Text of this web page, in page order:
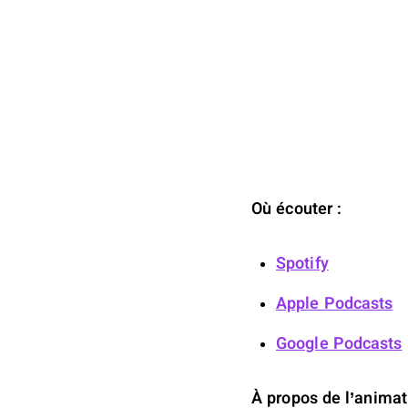
Où écouter :
Spotify
Apple Podcasts
Google Podcasts
À propos de